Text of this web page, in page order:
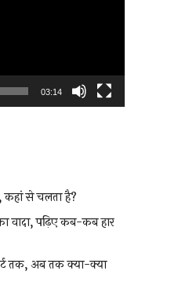
03:14
से चलता है?
वादा, पढ़िए कब-कब हार
तक, अब तक क्या-क्या